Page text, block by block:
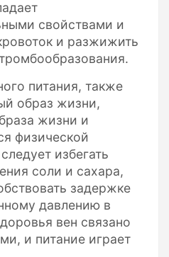
свойствами и
и разжижить
питания, также
образ жизни,
жизни и
физической
избегать
соли и сахара,
задержке
давлению в
вен связано
и питание играет